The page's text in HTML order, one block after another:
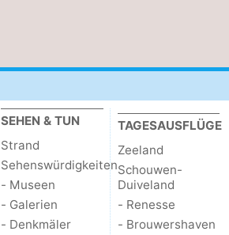
SEHEN & TUN
Strand
Sehenswürdigkeiten
- Museen
- Galerien
- Denkmäler
TAGESAUSFLÜGE
Zeeland
Schouwen-
Duiveland
- Renesse
- Brouwershaven